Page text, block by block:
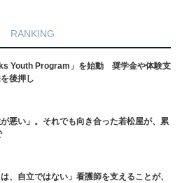
RANKING
Youth Program」を始動 奨学金や体験支
後押し
が悪い」。それでも向き合った若松屋が、累
、自立ではない」看護師を支えることが、